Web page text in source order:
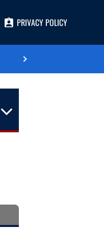
PRIVACY POLICY